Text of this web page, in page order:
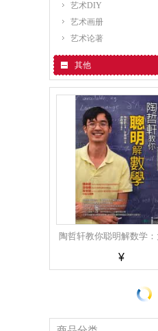
艺术DIY
艺术画册
艺术论著
其他
陶哲轩教你聪明解数学
学馆 陶哲軒教你聰明解數
¥